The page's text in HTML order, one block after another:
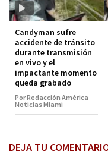
Candyman sufre
accidente de tránsito
durante transmisión
en vivo y el
impactante momento
queda grabado
Por Redacción América
Noticias Miami
DEJA TU